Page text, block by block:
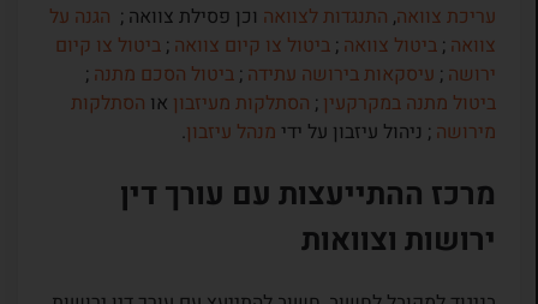
עריכת צוואה, התנגדות לצוואהוכן פסילת צוואה ; הגנה על
צוואה; ביטול צוואה; ביטול צו קיום צוואה; ביטול צו קיום
ירושה; עיסקאות בירושה עתידה; ביטול הסכם מתנה;
ביטול מתנה במקרקעין; הסתלקות מעיזבוןאו הסתלקות
מירושה; ניהול עיזבון על ידי מנהל עיזבון.
מרכז ההתייעצות עם עורך דין
ירושות וצוואות